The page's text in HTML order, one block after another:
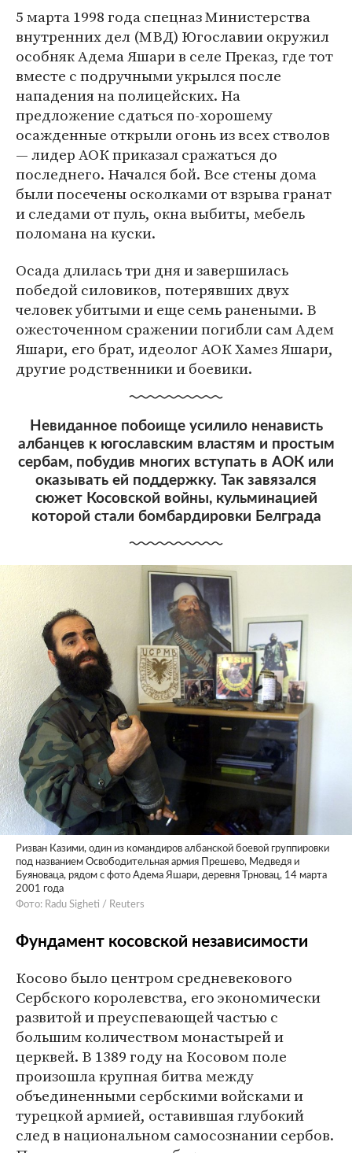
5 марта 1998 года спецназ Министерства
внутренних дел (МВД) Югославии окружил
особняк Адема Яшари в селе Преказ, где тот
вместе с подручными укрылся после
нападения на полицейских. На
предложение сдаться по-хорошему
осажденные открыли огонь из всех стволов
— лидер АОК приказал сражаться до
последнего. Начался бой. Все стены дома
были посечены осколками от взрыва гранат
и следами от пуль, окна выбиты, мебель
поломана на куски.
Осада длилась три дня и завершилась
победой силовиков, потерявших двух
человек убитыми и еще семь ранеными. В
ожесточенном сражении погибли сам Адем
Яшари, его брат, идеолог АОК Хамез Яшари,
другие родственники и боевики.
Невиданное побоище усилило ненависть
албанцев к югославским властям и простым
сербам, побудив многих вступать в АОК или
оказывать ей поддержку. Так завязался
сюжет Косовской войны, кульминацией
которой стали бомбардировки Белграда
Ризван Казими, один из командиров албанской боевой группировки
под названием Освободительная армия Прешево, Медведя и
Буяноваца, рядом с фото Адема Яшари, деревня Трновац, 14 марта
2001 года
Фото: Radu Sigheti / Reuters
Фундамент косовской независимости
Косово было центром средневекового
Сербского королевства, его экономически
развитой и преуспевающей частью с
большим количеством монастырей и
церквей. В 1389 году на Косовом поле
произошла крупная битва между
объединенными сербскими войсками и
турецкой армией, оставившая глубокий
след в национальном самосознании сербов.